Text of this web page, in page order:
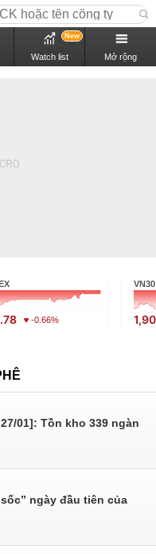
Watch list
New
Mở rộng
-0.66%
VN30
01]: Tồn kho 339 ngàn
ngày đầu tiên của